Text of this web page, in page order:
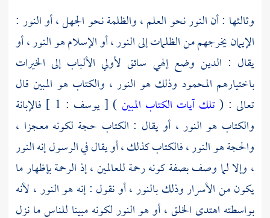
وثالثها : أن النور نحو العلم ، والظلمة نحو الجهل ، أو النور :
الإيمان يخرجهم من الظلمات إلى النور ، أو الإسلام هو النور ، أو
يقال : الدين وضع إلهي سائق لأولي الألباب إلى الخيرات
باختيارهم المحمود وذلك هو النور ، والكتاب هو المبين قال
تعالى : (تلك آيات الكتاب المبين
) [ يوسف : 1 ] فالإبانة
والكتاب هو النور ، أو يقال : الكتاب حجة لكونه معجزا ،
والحجة هو النور ، فالكتاب كذلك ، أو يقال في الرسول إنه النور
، وإلا لما وصف بصفة كونه رحمة للعالمين ، إذ الرحمة بإظهار ما
يكون من الأسرار وذلك بالنور ، أو نقول : إنه هو النور ، لأنه
بواسطته اهتدى الخلق ، أو هو النور لكونه مبينا للناس ما نزل